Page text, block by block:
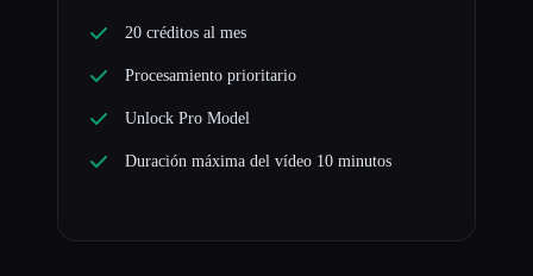
20 créditos al mes
Procesamiento prioritario
Unlock Pro Model
Duración máxima del vídeo 10 minutos